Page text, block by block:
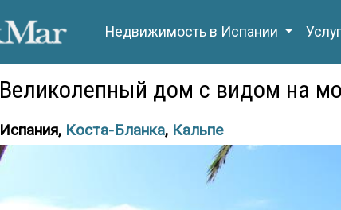
Недвижимость в Испании
Великолепный дом с видом на
Испания, Коста-Бланка, Кальпе